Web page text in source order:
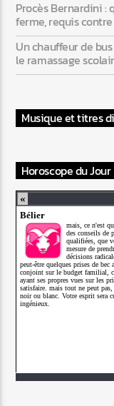
Procès Bernardini :
ferme, requis
Un chauffeur de
le ramassage
Musique et titres
Horoscope du Jour